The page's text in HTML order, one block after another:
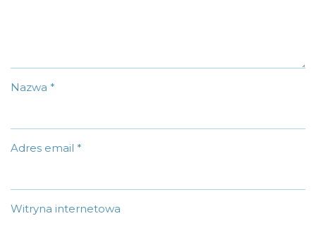
Nazwa *
Adres email *
Witryna internetowa